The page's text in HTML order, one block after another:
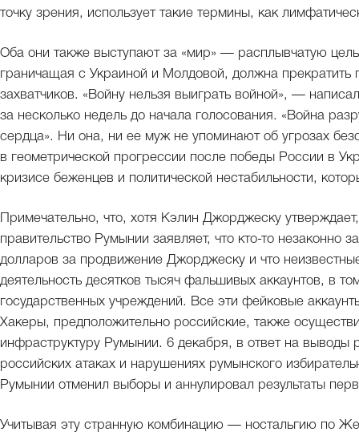
точку зрения, использует такие термины, как
Оба они также выступают за «мир» — расплывчатую
граничащая с Украиной и Молдовой, должна прекратить
захватчиков. «Войну нельзя выиграть войной», —
за несколько недель до начала голосования. «Война
сердца». Ни она, ни ее муж не упоминают об угрозах
в геометрической прогрессии после победы России в
кризисе беженцев и политической нестабильности,
Примечательно, что, хотя Кэлин Джорджеску
правительство Румынии заявляет, что кто-то незаконно
долларов за продвижение Джорджеску и что
деятельность десятков тысяч фальшивых аккаунтов, в
государственных учреждений. Все эти фейковые
Хакеры, предположительно российские, также
инфраструктуру Румынии. 6 декабря, в ответ на выводы
российских атаках и нарушениях румынского
Румынии отменил выборы и аннулировал результаты
Учитывая эту странную комбинацию — ностальгию по